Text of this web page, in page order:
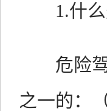
1.什么
危险驾
之一的：